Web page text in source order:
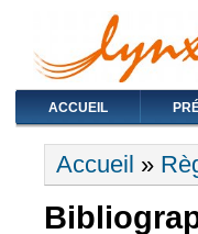
ACCUEIL
Vous êtes ici
Accueil »